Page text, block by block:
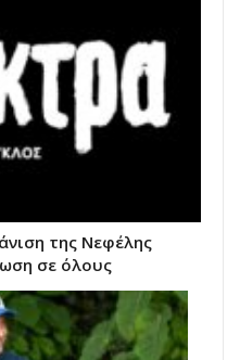
της Νεφέλης
σε όλους